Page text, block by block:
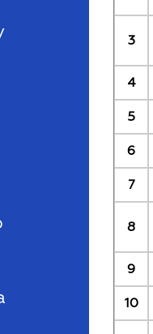
3
4
5
6
7
8
9
10